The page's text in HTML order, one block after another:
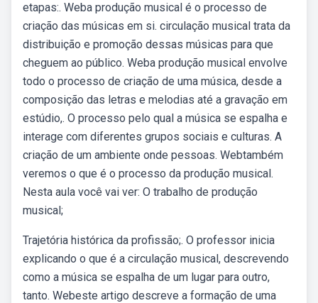
etapas:. Web a produção musical é o processo de
criação das músicas em si. circulação musical trata da
distribuição e promoção dessas músicas para que
cheguem ao público. Weba produção musical envolve
todo o processo de criação de uma música, desde a
composição das letras e melodias até a gravação em
estúdio,. O processo pelo qual a música se espalha e
interage com diferentes grupos sociais e culturas. A
criação de um ambiente onde pessoas. Webtambém
veremos o que é o processo da produção musical.
Nesta aula você vai ver: O trabalho de produção
musical;
Trajetória histórica da profissão;. O professor inicia
explicando o que é a circulação musical, descrevendo
como a música se espalha de um lugar para outro,
tanto. Webeste artigo descreve a formação de uma